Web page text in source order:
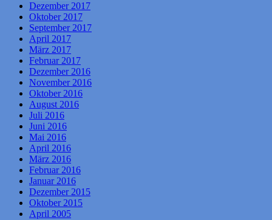
Dezember 2017
Oktober 2017
September 2017
April 2017
März 2017
Februar 2017
Dezember 2016
November 2016
Oktober 2016
August 2016
Juli 2016
Juni 2016
Mai 2016
April 2016
März 2016
Februar 2016
Januar 2016
Dezember 2015
Oktober 2015
April 2005